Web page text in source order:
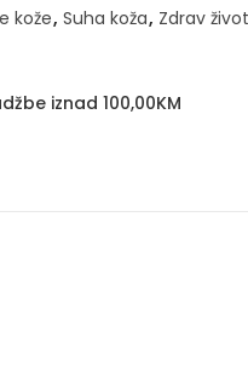
kože, Suha koža, Zdrav život
iznad 100,00KM